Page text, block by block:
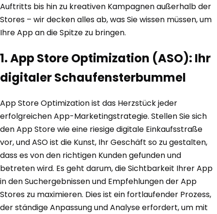
Auftritts bis hin zu kreativen Kampagnen außerhalb der
Stores – wir decken alles ab, was Sie wissen müssen, um
Ihre App an die Spitze zu bringen.
1. App Store Optimization (ASO): Ihr
digitaler Schaufensterbummel
App Store Optimization ist das Herzstück jeder
erfolgreichen App-Marketingstrategie. Stellen Sie sich
den App Store wie eine riesige digitale Einkaufsstraße
vor, und ASO ist die Kunst, Ihr Geschäft so zu gestalten,
dass es von den richtigen Kunden gefunden und
betreten wird. Es geht darum, die Sichtbarkeit Ihrer App
in den Suchergebnissen und Empfehlungen der App
Stores zu maximieren. Dies ist ein fortlaufender Prozess,
der ständige Anpassung und Analyse erfordert, um mit